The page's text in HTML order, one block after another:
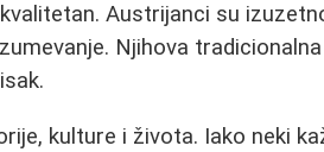
Austrijanci su
Njihova
kulture i života. Iako neki